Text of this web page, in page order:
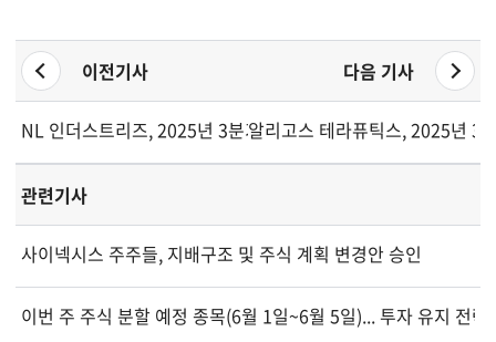
이전기사 다음 기사
NL 인더스트리즈, 2025년 3분기 실적 발표알리고스 테라퓨틱스, 2025년 3
관련기사
사이넥시스 주주들, 지배구조 및 주식 계획 변경안 승인
이번 주 주식 분할 예정 종목(6월 1일~6월 5일)... 투자 유지 전략